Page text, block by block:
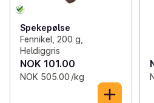
Spekepølse
Fennikel, 200 g,
Heldiggris
NOK 101.00
NOK 505.00 /kg